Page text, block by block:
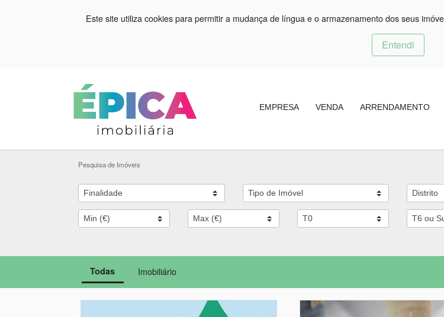
Este site utiliza cookies para permitir a mudança de língua e o armazenamento dos seus
Entendi
EMPRESA VENDA ARRENDAMENTO
Pesquisa de Imóveis
Todas Imobiliário